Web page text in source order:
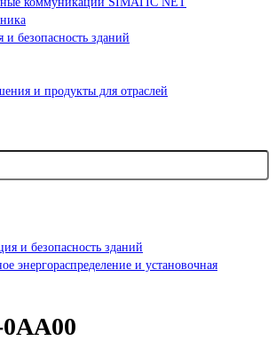
и безопасность зданий
и продукты для отраслей
и безопасность зданий
энергораспределение и установочная